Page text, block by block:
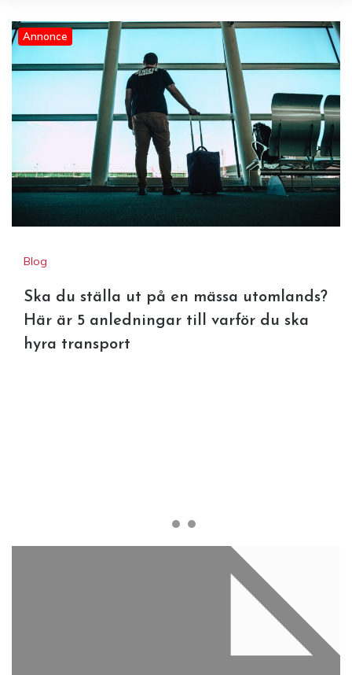
Ska du ställa ut på en mässa
utomlands? Här är 5
anledningar till varför du ska
hyra transport
Ska du ställa ut på en mässa
utomlands? Här är 5
anledningar till varför du ska
hyra transport
Annonce
Blog
Ska du ställa ut på en mässa utomlands?
Här är 5 anledningar till varför du ska
hyra transport